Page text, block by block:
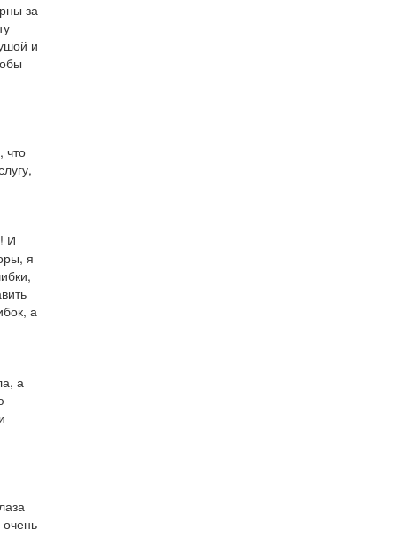
за
и
что
И
я
а
а